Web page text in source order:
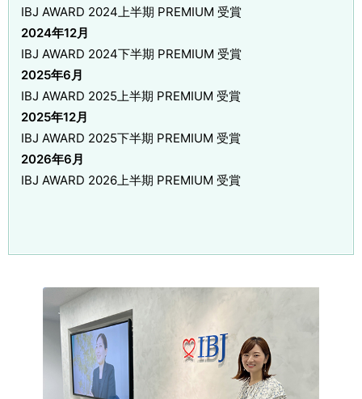
IBJ AWARD 2024上半期 PREMIUM 受賞
2024年12月
IBJ AWARD 2024下半期 PREMIUM 受賞
2025年6月
IBJ AWARD 2025上半期 PREMIUM 受賞
2025年12月
IBJ AWARD 2025下半期 PREMIUM 受賞
2026年6月
IBJ AWARD 2026上半期 PREMIUM 受賞